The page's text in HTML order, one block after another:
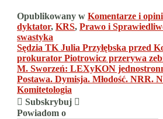
Opublikowany w Komentarze i
dyktator, KRS, Prawo i
swastyka
Nawigacja
wpisu
Sędzia TK Julia Przyłębska przed
prokurator Piotrowicz przerywa
M. Sworzeń: LEXyKON
Postawa. Dymisja. Młodość. NRR.
Komitetologia
Subskrybuj
Powiadom o